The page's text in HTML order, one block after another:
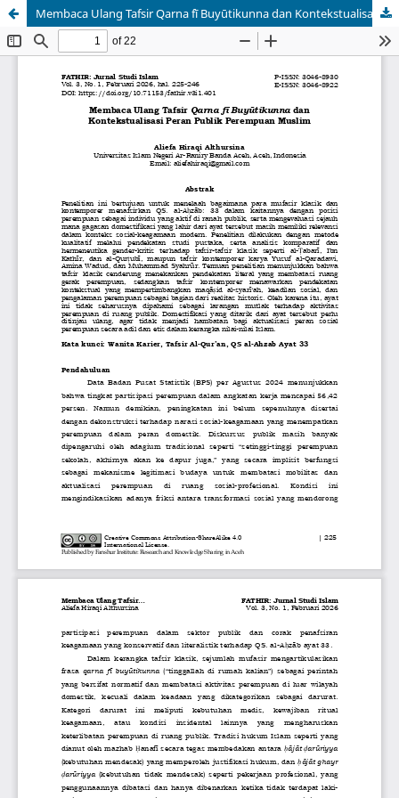
Membaca Ulang Tafsir Qarna fī Buyūtikunna dan Kontekstualisasi Peran Publik Perempuan Muslim